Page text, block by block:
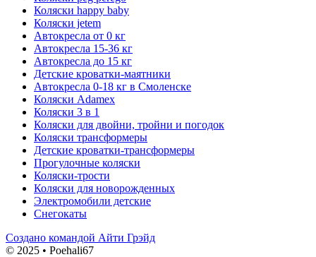
Коляски happy baby
Коляски jetem
Автокресла от 0 кг
Автокресла 15-36 кг
Автокресла до 15 кг
Детские кроватки-маятники
Автокресла 0-18 кг в Смоленске
Коляски Adamex
Коляски 3 в 1
Коляски для двойни, тройни и погодок
Коляски трансформеры
Детские кроватки-трансформеры
Прогулочные коляски
Коляски-трости
Коляски для новорожденных
Электромобили детские
Снегокаты
Создано командой Айти Грэйд
© 2025 • Poehali67